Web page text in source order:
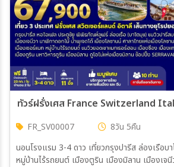
ทัวร์ฝรั่งเศส France Switzerland
FR_SV00007 8วัน 5คืน
นอนโรงแรม 3-4 ดาว เที่ยวกรุงปารีส ล่องเรือบ
หมู่บ้านไร้รถยนต์ เมืองตูริน เมืองมิลาน เมืองเจนี